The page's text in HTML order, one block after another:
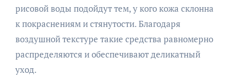
рисовой воды подойдут тем, у кого кожа склонна
к покраснениям и стянутости. Благодаря
воздушной текстуре такие средства равномерно
распределяются и обеспечивают деликатный
уход.